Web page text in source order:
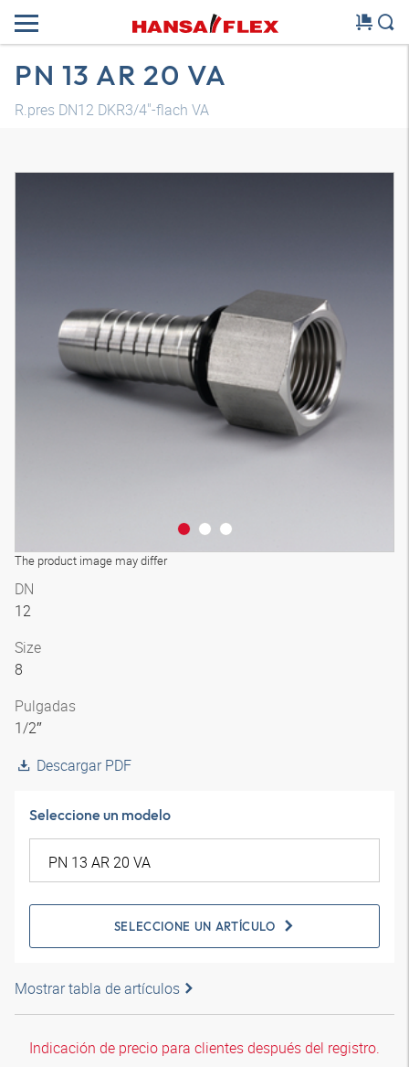
PN 13 AR 20 VA
R.pres DN12 DKR3/4"-flach VA
The product image may differ
Modelo 3D
DN
12
Size
8
Pulgadas
1/2″
Descargar PDF
Seleccione un modelo
SELECCIONE UN ARTÍCULO
Mostrar tabla de artículos
Indicación de precio para clientes después del registro.